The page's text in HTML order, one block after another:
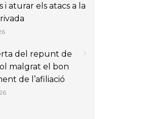
i aturar els atacs a la
del repunt de
malgrat el bon
de l’afiliació